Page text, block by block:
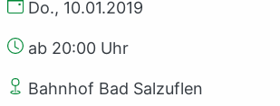
Do., 10.01.2019
ab 20:00 Uhr
Bahnhof Bad Salzuflen